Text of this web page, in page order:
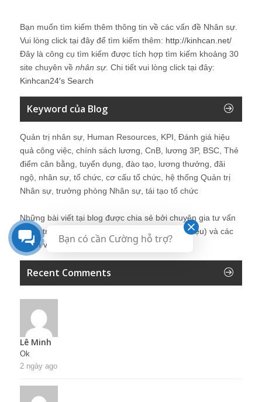
Bạn muốn tìm kiếm thêm thông tin về các vấn đề Nhân sự.
Vui lòng click tại đây để tìm kiếm thêm: http://kinhcan.net/
Đây là công cụ tìm kiếm được tích hợp tìm kiếm khoảng 30
site chuyên về nhân sự. Chi tiết vui lòng click tại đây:
Kinhcan24′s Search
Keyword của Blog
Quản trị nhân sự, Human Resources, KPI, Đánh giá hiệu
quả công việc, chính sách lương, CnB, lương 3P, BSC, Thẻ
điểm cân bằng, tuyển dụng, đào tạo, lương thưởng, đãi
ngộ, nhân sự, tổ chức, cơ cấu tổ chức, hệ thống Quản trị
Nhân sự, trưởng phòng Nhân sự, tái tạo tổ chức
Những bài viết tại blog được chia sẻ bởi chuyên gia tư vấn
Quản trị Nhân sự Nguyễn Hùng Cường (
giới thiệu) và các
thành viên khác trong cộng đồng Nhân sự.
Recent Comments
Lê Minh
Ok
2 ngày ago
Bạn có cần Cường hỗ trợ?